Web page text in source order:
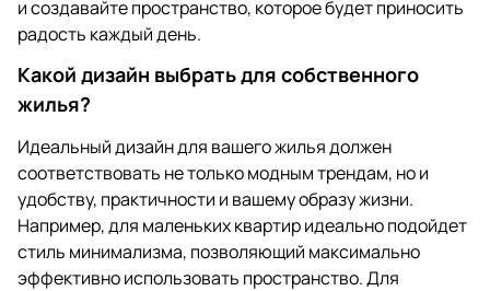
и создавайте пространство, которое будет приносить
радость каждый день.
Какой дизайн выбрать для собственного
жилья?
Идеальный дизайн для вашего жилья должен
соответствовать не только модным трендам, но и
удобству, практичности и вашему образу жизни.
Например, для маленьких квартир идеально подойдет
стиль минимализма, позволяющий максимально
эффективно использовать пространство. Для